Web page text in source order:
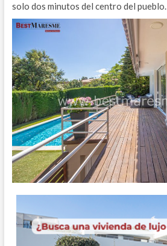
solo dos minutos del centro del pueblo.